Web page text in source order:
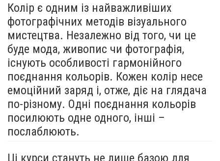
Колір є одним із найважливіших
фотографічних методів візуального
мистецтва. Незалежно від того, чи це
буде мода, живопис чи фотографія,
існують особливості гармонійного
поєднання кольорів. Кожен колір несе
емоційний заряд і, отже, діє на глядача
по-різному. Одні поєднання кольорів
посилюють одне одного, інші –
послаблюють.
Ці курси стануть не лише базою для